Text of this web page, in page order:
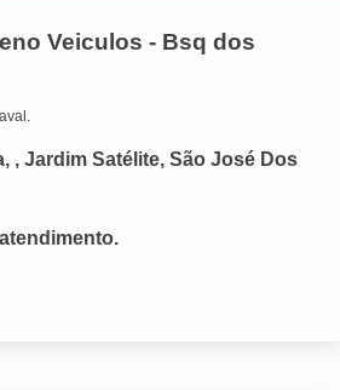
Veiculos - Bsq dos
, Jardim Satélite, São José Dos